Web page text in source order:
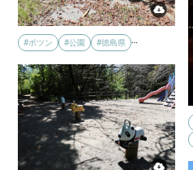
#ポツン #公園 #徳島県 …